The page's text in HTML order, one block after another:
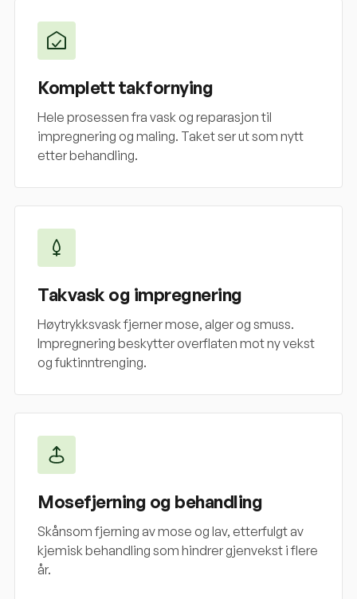
Komplett takfornying
Hele prosessen fra vask og reparasjon til
impregnering og maling. Taket ser ut som nytt
etter behandling.
Takvask og impregnering
Høytrykksvask fjerner mose, alger og smuss.
Impregnering beskytter overflaten mot ny vekst
og fuktinntrenging.
Mosefjerning og behandling
Skånsom fjerning av mose og lav, etterfulgt av
kjemisk behandling som hindrer gjenvekst i flere
år.